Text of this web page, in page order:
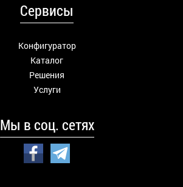
Сервисы
Конфигуратор
Каталог
Решения
Услуги
Мы в соц. сетях